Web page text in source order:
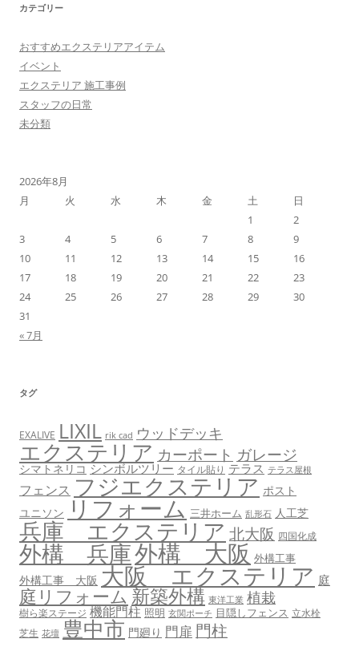
カテゴリー
おすすめエクステリアアイテム
イベント
エクステリア 施工事例
スタッフの日常
未分類
2026年8月
月
火 水 木 金 土
日
1
2
3
4 5 6 7 8
9
10
11 12 13 14 15
16
17
18 19 20 21 22
23
24
25 26 27 28 29
30
31
« 7月
タグ
EXALIVE LIXIL rik cad ウッドデッキ
エクステリア カーポート ガレージ
シマトネリコ シンボルツリー タイル貼り テラス テラス屋根
フェンス フジエクステリア ポスト
ユニソン リフォーム 三井ホーム 乱形石 人工芝
兵庫 エクステリア 北大阪 四国化成
外構 兵庫外構 大阪 外構工事
外構工事 大阪 大阪 エクステリア 庭
庭リフォーム 新築外構 東洋工業 植栽
樹ら楽ステージ 機能門柱 照明 玄関ポーチ 目隠しフェンス 立水栓
芝生 花壇 豊中市 門廻り 門扉 門柱